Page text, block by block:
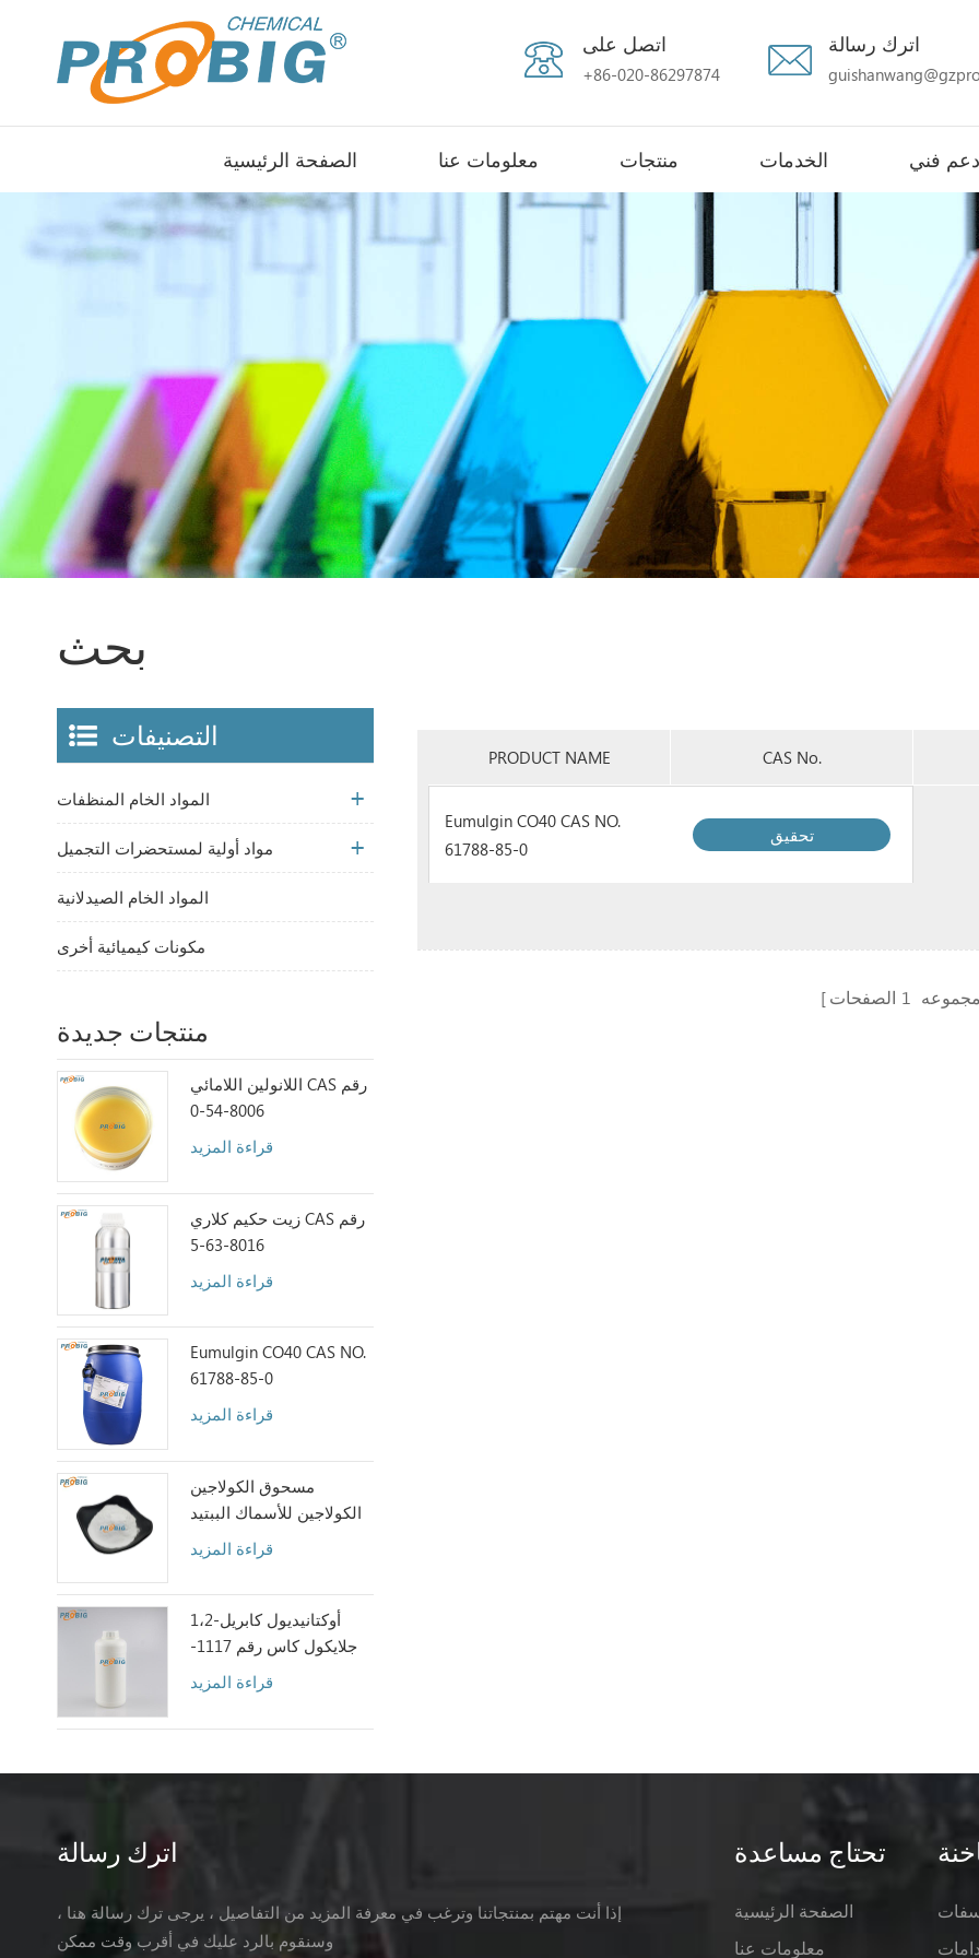
اتصل على
+86-020-86297874
اترك رسالة
الصفحة الرئيسية معلومات عنا منتجات الخدمات دعم فني
بحث
PRODUCT NAME CAS No.
Eumulgin CO40 CAS NO.
61788-85-0
تحقيق
1 الصفحات
التصنيفات
المواد الخام المنظفات
مواد أولية لمستحضرات التجميل
المواد الخام الصيدلانية
مكونات كيميائية أخرى
منتجات جديدة
اللانولين اللامائي CAS رقم
8006-54-0
قراءة المزيد
زيت حكيم كلاري CAS رقم
8016-63-5
قراءة المزيد
Eumulgin CO40 CAS NO.
61788-85-0
قراءة المزيد
مسحوق الكولاجين
الكولاجين للأسماك الببتيد
قراءة المزيد
1،2-أوكتانيديول كابريل
جلايكول كاس رقم 1117-
قراءة المزيد
اترك رسالة
إذا أنت مهتم بمنتجاتنا وترغب في معرفة المزيد من التفاصيل ، يرجى ترك رسالة هنا ،
وسنقوم بالرد عليك في أقرب وقت ممكن
تحتاج مساعدة
الصفحة الرئيسية
معلومات عنا